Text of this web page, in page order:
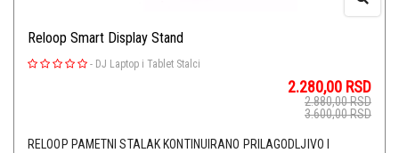
Reloop Smart Display Stand
- DJ Laptop i Tablet Stalci
2.280,00 RSD
2.880,00RSD
3.600,00RSD
RELOOP PAMETNI STALAK KONTINUIRANO PRILAGODLJIVO I